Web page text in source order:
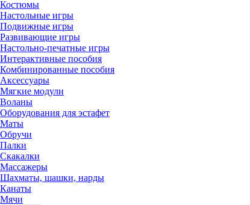
Костюмы
Настольные игры
Подвижные игры
Развивающие игры
Настольно-печатные игры
Интерактивные пособия
Комбинированные пособия
Аксессуары
Мягкие модули
Воланы
Оборудования для эстафет
Маты
Обручи
Палки
Скакалки
Массажеры
Шахматы, шашки, нарды
Канаты
Мячи